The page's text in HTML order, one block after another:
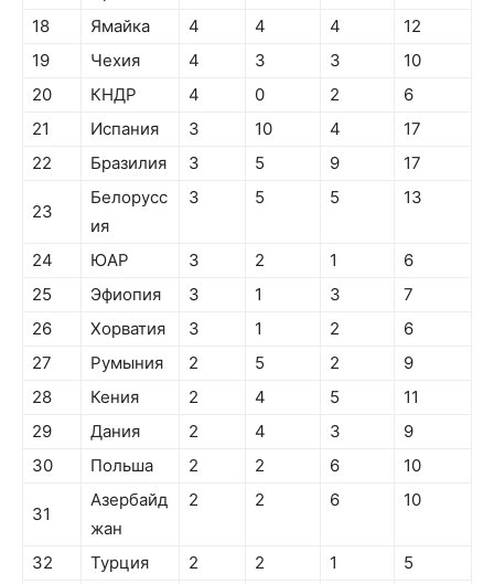
18
Ямайка 4 4 4
12
19
Чехия 4 3 3
10
20
КНДР 4 0 2
6
21
Испания 3 10 4
17
22
Бразилия 3 5 9 17
23
Белорусс
ия
3 5 5 13
24 ЮАР 3 2 1
6
25
Эфиопия 3 1 3
7
26
Хорватия 3 1 2
6
27
Румыния 2 5 2
9
28
Кения 2 4 5
11
29
Дания 2 4 3
9
30
Польша 2 2 6 10
31
Азербайд
жан
2 2 6 10
32 Турция 2 2 1 5